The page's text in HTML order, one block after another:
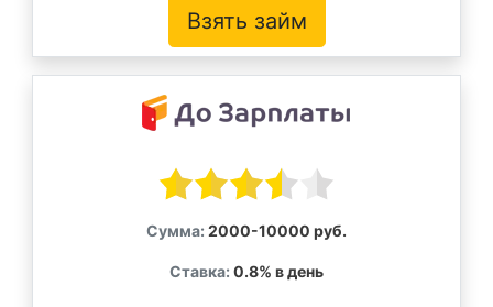
Взять займ
Сумма: 2000-10000 руб.
Ставка: 0.8% в день